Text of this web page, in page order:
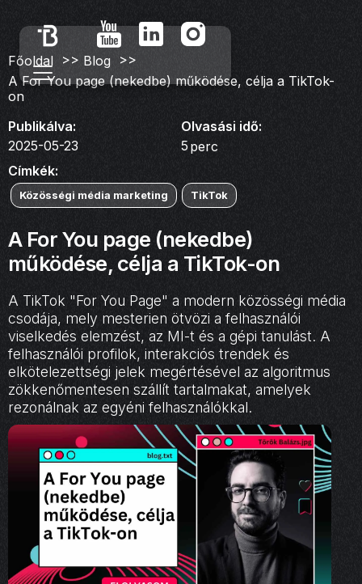
Főoldal >> Blog >>
A For You page (nekedbe) működése, célja a TikTok-
on
Publikálva:
2025-05-23
Olvasási idő:
5perc
Címkék:
Közösségi média marketing TikTok
A For You page (nekedbe)
működése, célja a TikTok-on
A TikTok "For You Page" a modern közösségi média
csodája, mely mesterien ötvözi a felhasználói
viselkedés elemzést, az MI-t és a gépi tanulást. A
felhasználói profilok, interakciós trendek és
elkötelezettségi jelek megértésével az algoritmus
zökkenőmentesen szállít tartalmakat, amelyek
rezonálnak az egyéni felhasználókkal.